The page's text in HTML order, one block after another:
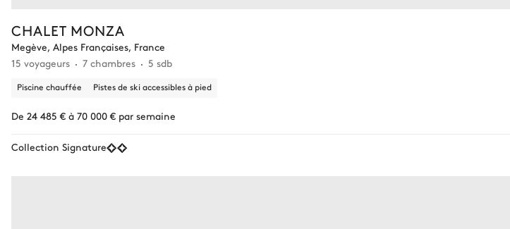
CHALET MONZA
Megève, Alpes Françaises, France
15 voyageurs
7 chambres 5 sdb
Piscine chauffée Pistes de ski accessibles à pied
De 24 485 € à 70 000 € par semaine
Collection Signature